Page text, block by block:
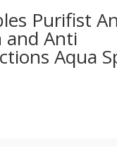
Purifist
and Anti
Aqua